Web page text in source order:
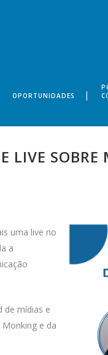
OPORTUNIDADES
LIVE
uma live no
a
de mídias e
e da